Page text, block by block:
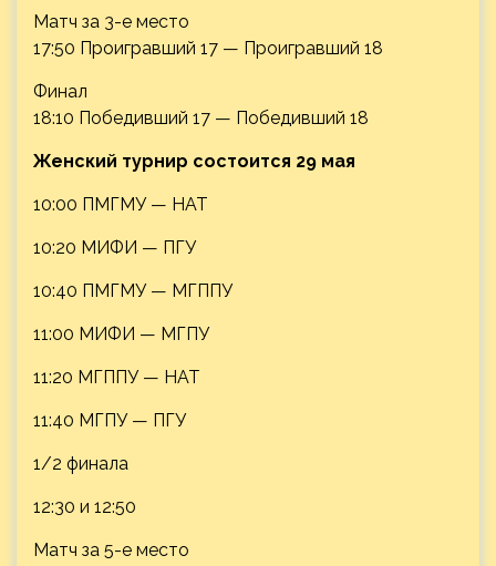
Матч за 3-е место
17:50 Проигравший 17 — Проигравший 18
Финал
18:10 Победивший 17 — Победивший 18
Женский турнир состоится 29 мая
10:00 ПМГМУ — НАТ
10:20 МИФИ — ПГУ
10:40 ПМГМУ — МГППУ
11:00 МИФИ — МГПУ
11:20 МГППУ — НАТ
11:40 МГПУ — ПГУ
1/2 финала
12:30 и 12:50
Матч за 5-е место